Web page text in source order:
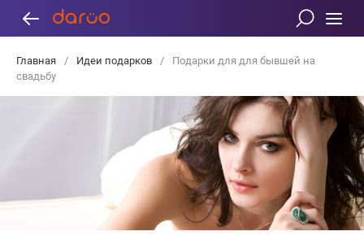
Главная / Идеи подарков /
Подарки для для бывшей на
свадьбу